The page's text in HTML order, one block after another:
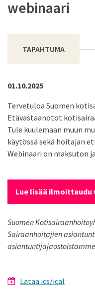
webinaari
TAPAHTUMA
01.10.2025
Tervetuloa Suomen
Etävastaanotot
Tule kuulemaan muun
käytössä sekä hoitajan
Webinaari on maksuton
Lue lisää ilmoittaudu
Suomen
Sairaanhoitajien
asiantuntijajaostoistamme
Lataa ics/ical